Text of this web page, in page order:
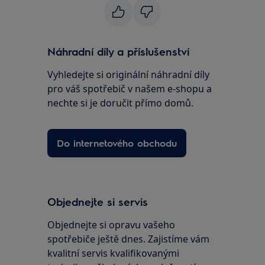
Náhradní díly a příslušenství
Vyhledejte si originální náhradní díly
pro váš spotřebič v našem e-shopu a
nechte si je doručit přímo domů.
Do internetového obchodu
Objednejte si servis
Objednejte si opravu vašeho
spotřebiče ještě dnes. Zajistíme vám
kvalitní servis kvalifikovanými